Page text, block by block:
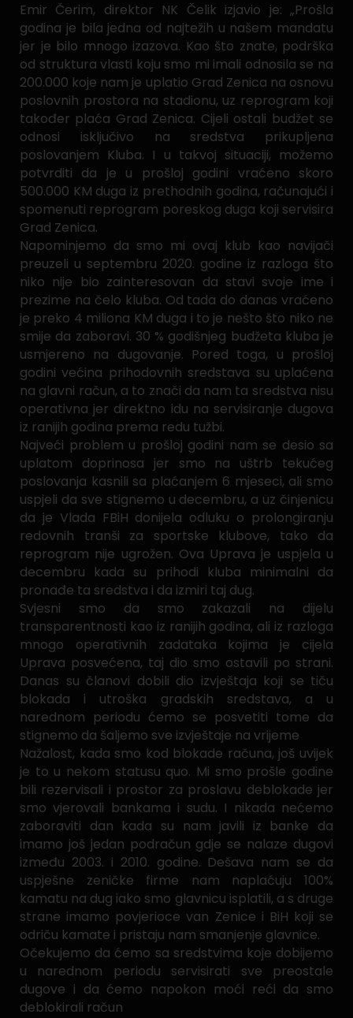
Emir Čerim, direktor NK Čelik izjavio je: „Prošla
godina je bila jedna od najtežih u našem mandatu
jer je bilo mnogo izazova. Kao što znate, podrška
od struktura vlasti koju smo mi imali odnosila se na
200.000 koje nam je uplatio Grad Zenica na osnovu
poslovnih prostora na stadionu, uz reprogram koji
također plaća Grad Zenica. Cijeli ostali budžet se
odnosi isključivo na sredstva prikupljena
poslovanjem Kluba. I u takvoj situaciji, možemo
potvrditi da je u prošloj godini vraćeno skoro
500.000 KM duga iz prethodnih godina, računajući i
spomenuti reprogram poreskog duga koji servisira
Grad Zenica.
Napominjemo da smo mi ovaj klub kao navijači
preuzeli u septembru 2020. godine iz razloga što
niko nije bio zainteresovan da stavi svoje ime i
prezime na čelo kluba. Od tada do danas vraćeno
je preko 4 miliona KM duga i to je nešto što niko ne
smije da zaboravi. 30 % godišnjeg budžeta kluba je
usmjereno na dugovanje. Pored toga, u prošloj
godini većina prihodovnih sredstava su uplaćena
na glavni račun, a to znači da nam ta sredstva nisu
operativna jer direktno idu na servisiranje dugova
iz ranijih godina prema redu tužbi.
Najveći problem u prošloj godini nam se desio sa
uplatom doprinosa jer smo na uštrb tekućeg
poslovanja kasnili sa plaćanjem 6 mjeseci, ali smo
uspjeli da sve stignemo u decembru, a uz činjenicu
da je Vlada FBiH donijela odluku o prolongiranju
redovnih tranši za sportske klubove, tako da
reprogram nije ugrožen. Ova Uprava je uspjela u
decembru kada su prihodi kluba minimalni da
pronađe ta sredstva i da izmiri taj dug.
Svjesni smo da smo zakazali na dijelu
transparentnosti kao iz ranijih godina, ali iz razloga
mnogo operativnih zadataka kojima je cijela
Uprava posvećena, taj dio smo ostavili po strani.
Danas su članovi dobili dio izvještaja koji se tiču
blokada i utroška gradskih sredstava, a u
narednom periodu ćemo se posvetiti tome da
stignemo da šaljemo sve izvještaje na vrijeme
Nažalost, kada smo kod blokade računa, još uvijek
je to u nekom statusu quo. Mi smo prošle godine
bili rezervisali i prostor za proslavu deblokade jer
smo vjerovali bankama i sudu. I nikada nećemo
zaboraviti dan kada su nam javili iz banke da
imamo još jedan podračun gdje se nalaze dugovi
između 2003. i 2010. godine. Dešava nam se da
uspješne zeničke firme nam naplaćuju 100%
kamatu na dug iako smo glavnicu isplatili, a s druge
strane imamo povjerioce van Zenice i BiH koji se
odriču kamate i pristaju nam smanjenje glavnice.
Očekujemo da ćemo sa sredstvima koje dobijemo
u narednom periodu servisirati sve preostale
dugove i da ćemo napokon moći reći da smo
deblokirali račun